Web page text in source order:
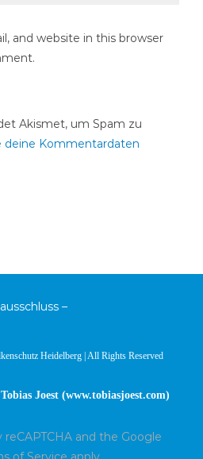
and website in this browser
Akismet, um Spam zu
deine Kommentardaten
–
Heidelberg | All Rights Reserved
Joest (www.tobiasjoest.com)
and the Google